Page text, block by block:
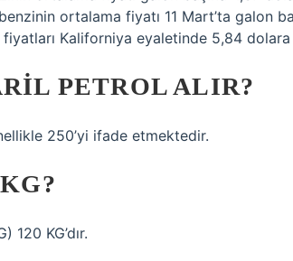
ortalama fiyatı 11 Mart’ta galon
Kaliforniya eyaletinde 5,84 dolara
PETROL ALIR?
250’yi ifade etmektedir.
120 KG’dır.